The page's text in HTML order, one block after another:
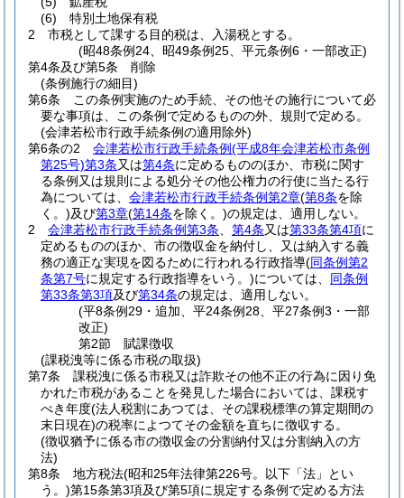
(6)
特別土地保有税
2
市税として課する目的税は、入湯税とする。
(昭48条例24、昭49条例25、平元条例6・一部改正)
第4条及び第5条
削除
(条例施行の細目)
第6条
この条例実施のため手続、その他その施行について必
要な事項は、この条例で定めるものの外、規則で定める。
(会津若松市行政手続条例の適用除外)
第6条の2
会津若松市行政手続条例(平成8年会津若松市条例
第25号)第3条又は第4条に定めるもののほか、市税に関す
る条例又は規則による処分その他公権力の行使に当たる行
為については、 会津若松市行政手続条例第2章(第8条を除
く。)及び第3章(第14条を除く。)の規定は、適用しない。
2
会津若松市行政手続条例第3条 第4条又は第33条第4項に
定めるもののほか、市の徴収金を納付し、又は納入する義
務の適正な実現を図るために行われる行政指導(同条例第2
条第7号に規定する行政指導をいう。)については、 同条例
第33条第3項及び第34条の規定は、適用しない。
(平8条例29・追加、平24条例28、平27条例3・一部
改正)
第2節
賦課徴収
(課税洩等に係る市税の取扱)
第7条
課税洩に係る市税又は詐欺その他不正の行為に因り免
かれた市税があることを発見した場合においては、課税す
べき年度(法人税割にあつては、その課税標準の算定期間の
末日現在)の税率によつてその金額を直ちに徴収する。
(徴収猶予に係る市の徴収金の分割納付又は分割納入の方
法)
第8条
地方税法(昭和25年法律第226号。以下「法」とい
う。)第15条第3項及び第5項に規定する条例で定める方法